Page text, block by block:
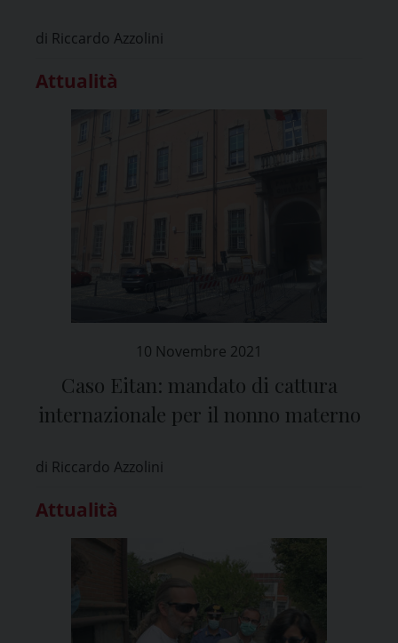
di Riccardo Azzolini
Attualità
10 Novembre 2021
Caso Eitan: mandato di cattura
internazionale per il nonno materno
di Riccardo Azzolini
Attualità